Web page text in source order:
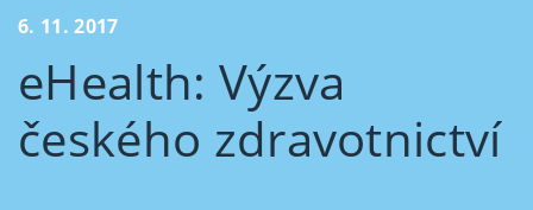
6. 11. 2017
eHealth: Výzva
českého zdravotnictví